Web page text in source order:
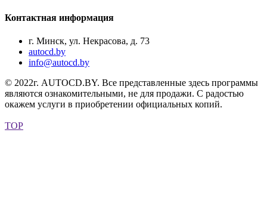
Контактная информация
г. Минск, ул. Некрасова, д. 73
autocd.by
info@autocd.by
© 2022г. AUTOCD.BY. Все представленные здесь программы
являются ознакомительными, не для продажи. С радостью
окажем услуги в приобретении официальных копий.
TOP